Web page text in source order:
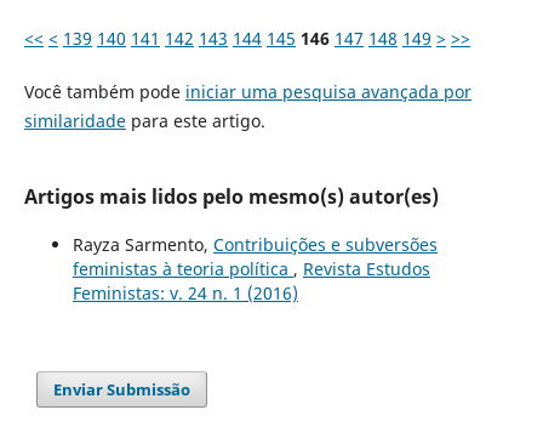
<< < 139 140 141 142 143 144 145 146 147 148 149 > >>
Você também pode iniciar uma pesquisa avançada por
similaridadepara este artigo.
Artigos mais lidos pelo mesmo(s) autor(es)
Rayza Sarmento, Contribuições e subversões
feministas à teoria política , Revista Estudos
Feministas: v. 24 n. 1 (2016)
Enviar Submissão